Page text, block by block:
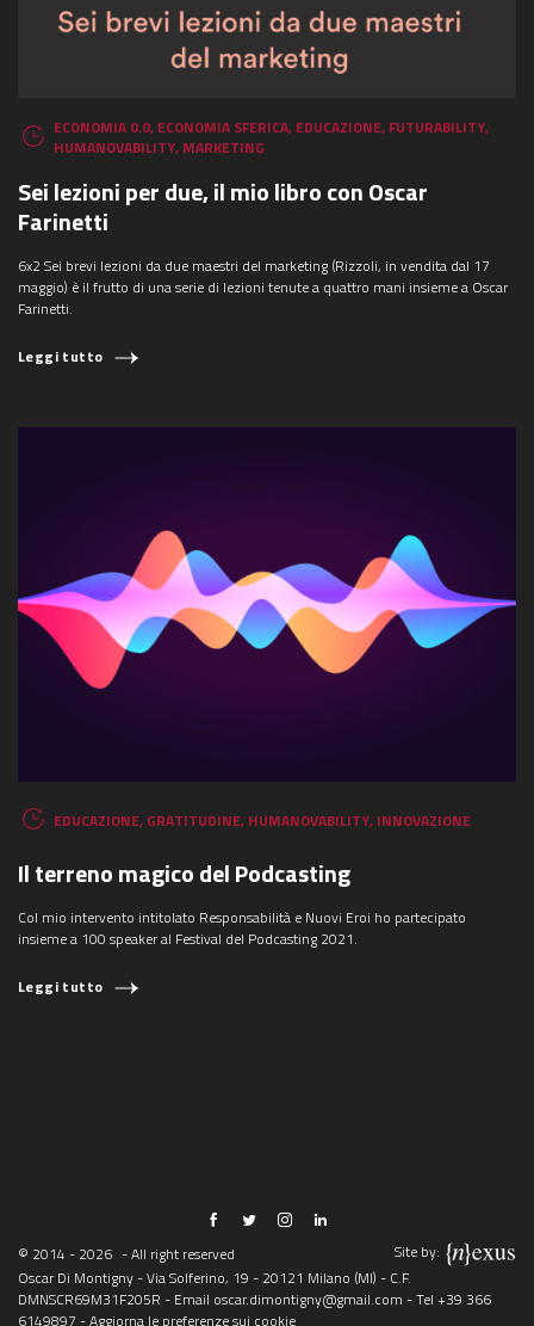
ECONOMIA 0.0, ECONOMIA SFERICA, EDUCAZIONE, FUTURABILITY,
HUMANOVABILITY, MARKETING
Sei lezioni per due, il mio libro con Oscar
Farinetti
6x2 Sei brevi lezioni da due maestri del marketing (Rizzoli, in vendita dal 17
maggio) è il frutto di una serie di lezioni tenute a quattro mani insieme a Oscar
Farinetti.
Leggi tutto
EDUCAZIONE, GRATITUDINE, HUMANOVABILITY, INNOVAZIONE
Il terreno magico del Podcasting
Col mio intervento intitolato Responsabilità e Nuovi Eroi ho partecipato
insieme a 100 speaker al Festival del Podcasting 2021.
Leggi tutto
© 2014 - 2026 - All right reserved
Site by:
Oscar Di Montigny - Via Solferino, 19 - 20121 Milano (MI) - C.F.
DMNSCR69M31F205R - Email oscar.dimontigny@gmail.com - Tel +39 366
6149897 -Aggiorna le preferenze sui cookie